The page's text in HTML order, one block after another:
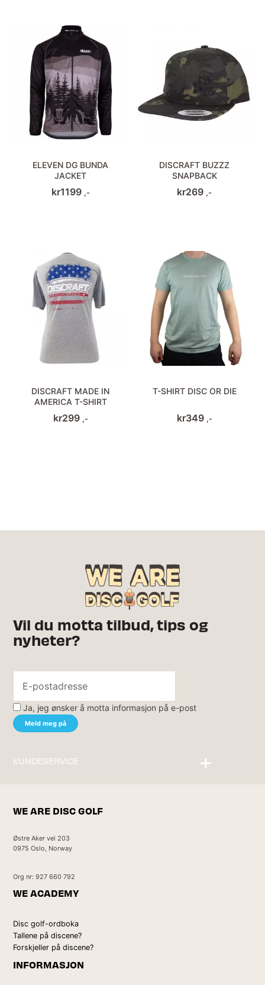
ELEVEN DG BUNDA
JACKET
kr1199 ,-
DISCRAFT BUZZZ
SNAPBACK
kr269 ,-
DISCRAFT MADE IN
AMERICA T-SHIRT
kr299 ,-
T-SHIRT DISC OR DIE
kr349 ,-
Vil du motta tilbud, tips og
nyheter?
Ja, jeg ønsker å motta informasjon på e-post
KUNDESERVICE
WE ARE DISC GOLF
Østre Aker vei 203
0975 Oslo, Norway
Org nr: 927 660 792
WE ACADEMY
Disc golf-ordboka
Tallene på discene?
Forskjeller på discene?
INFORMASJON